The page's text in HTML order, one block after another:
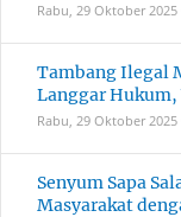
Rabu, 29 Oktober 2025
Tambang Ilegal
Langgar
Rabu, 29 Oktober 2025
Senyum Sapa
Masyarakat